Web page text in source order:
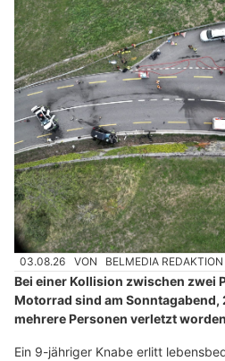
03.08.26 VON BELMEDIA REDAKTION
Bei einer Kollision zwischen zwei
Motorrad sind am Sonntagabend,
mehrere Personen verletzt
Ein 9-jähriger Knabe erlitt